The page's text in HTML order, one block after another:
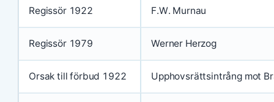
Regissör 1922 F.W. Murnau
Regissör 1979 Werner Herzog
Orsak till förbud 1922 Upphovsrättsintrång mot